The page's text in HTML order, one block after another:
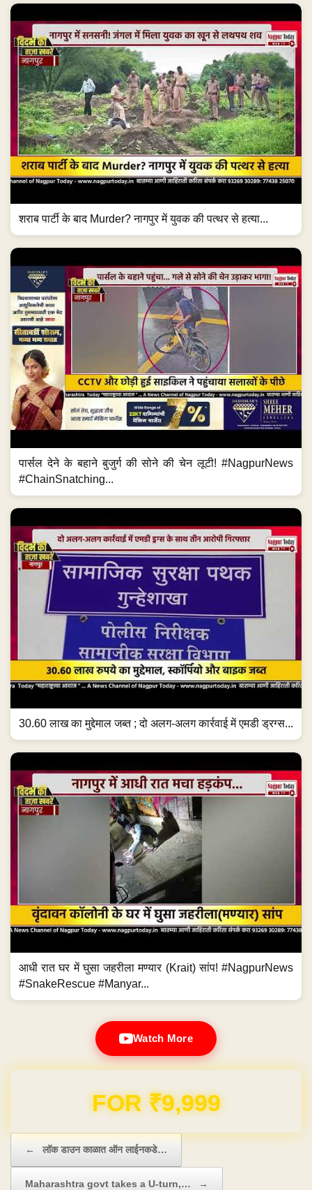
शराब पार्टी के बाद Murder? नागपुर में युवक की पत्थर से हत्या...
पार्सल देने के बहाने बुजुर्ग की सोने की चेन लूटी! #NagpurNews
#ChainSnatching...
30.60 लाख का मुद्देमाल जब्त ; दो अलग-अलग कार्रवाई में एमडी ड्रग्स...
आधी रात घर में घुसा जहरीला मण्यार (Krait) सांप! #NagpurNews
#SnakeRescue #Manyar...
Watch More
Domain & Hosting FREE for 1 Year
← लॉक डाउन काळात ऑन लाईनकडे…
Maharashtra govt takes a U-turn,… →